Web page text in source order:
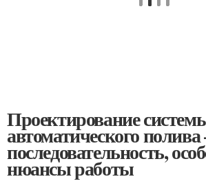
Проектирование
автоматического полива
последовательность,
нюансы работы